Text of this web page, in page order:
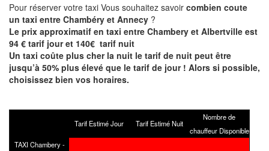
Pour réserver votre taxi Vous souhaitez savoir combien coute
un taxi entre Chambéry et Annecy ?
Le prix approximatif en taxi entre Chambery et Albertville est
94 € tarif jour et 140€ tarif nuit
Un taxi coûte plus cher la nuit le tarif de nuit peut être
jusqu’à 50% plus élevé que le tarif de jour ! Alors si possible,
choisissez bien vos horaires.
Tarif Estimé Jour Tarif Estimé Nuit
Nombre de
chauffeur Disponible
TAXI Chambery -